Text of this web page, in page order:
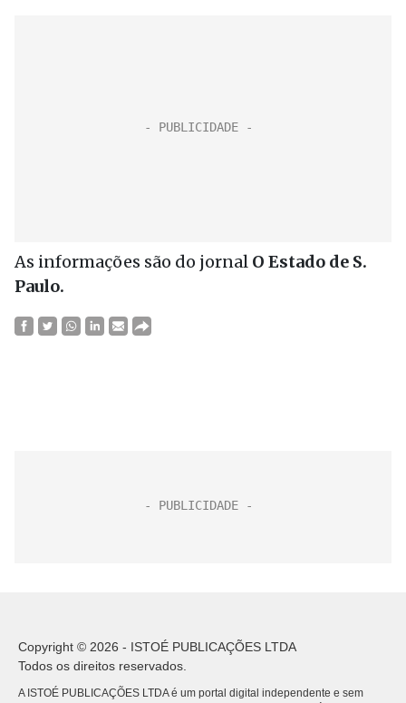
As informações são do jornal O Estado de S.
Paulo.
Copyright © 2026 - ISTOÉ PUBLICAÇÕES LTDA
Todos os direitos reservados.
A ISTOÉ PUBLICAÇÕES LTDA é um portal digital independente e sem